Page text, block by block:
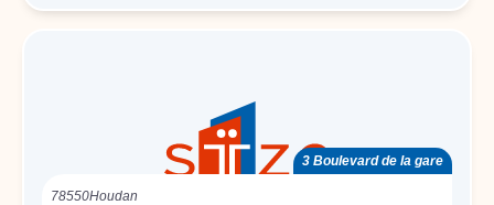
3 Boulevard de la gare
78550Houdan